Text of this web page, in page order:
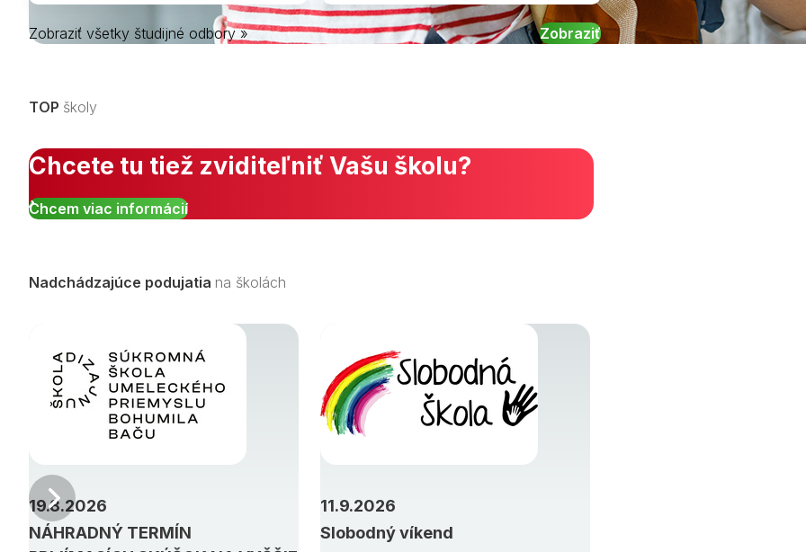
Zobraziť všetky študijné odbory »
TOP školy
Chcete tu tiež zviditeľniť Vašu školu?
Chcem viac informácií
Nadchádzajúce podujatia na školách
NÁHRADNÝ TERMÍN
19.8.2026
Slobodný víkend
11.9.2026
Predchádzajúci